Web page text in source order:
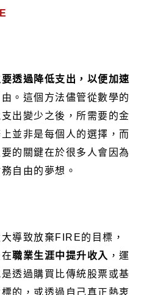
要透過降低支出，以便加速
由。這個方法儘管從數學的
出變少之後，所需要的金
並非是每個人的選擇，而
的關鍵在於很多人會因為
自由的夢想。
導致放棄FIRE的目標，
在職業生涯中提升收入 ，運
透過購買比傳統股票或基
的，或透過自己真正熱衷